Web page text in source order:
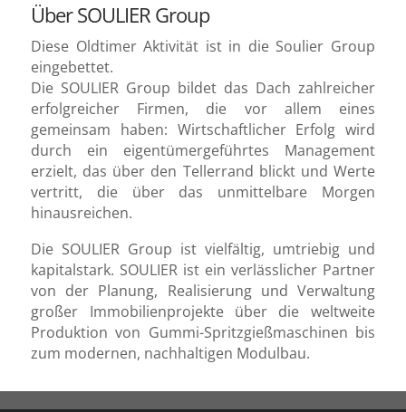
Über SOULIER Group
Diese Oldtimer Aktivität ist in die Soulier Group
eingebettet.
Die SOULIER Group bildet das Dach zahlreicher
erfolgreicher Firmen, die vor allem eines
gemeinsam haben: Wirtschaftlicher Erfolg wird
durch ein eigentümergeführtes Management
erzielt, das über den Tellerrand blickt und Werte
vertritt, die über das unmittelbare Morgen
hinausreichen.
Die SOULIER Group ist vielfältig, umtriebig und
kapitalstark. SOULIER ist ein verlässlicher Partner
von der Planung, Realisierung und Verwaltung
großer Immobilienprojekte über die weltweite
Produktion von Gummi-Spritzgießmaschinen bis
zum modernen, nachhaltigen Modulbau.